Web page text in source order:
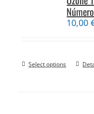
10,00
Select options